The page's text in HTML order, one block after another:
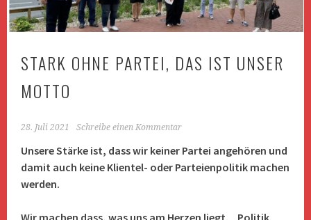
STARK OHNE PARTEI, DAS IST UNSER
MOTTO
28. Juli 2021 Schreibe einen Kommentar
Unsere Stärke ist, dass wir keiner Partei angehören und
damit auch keine Klientel- oder Parteienpolitik machen
werden.
Wir machen dass, was uns am Herzen liegt. „Politik